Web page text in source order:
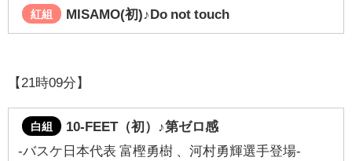
紅組 MISAMO(初)♪Do not touch
【21時09分】
白組 10-FEET（初）♪第ゼロ感
-バスケ日本代表 富樫勇樹 、河村勇輝選手登場-